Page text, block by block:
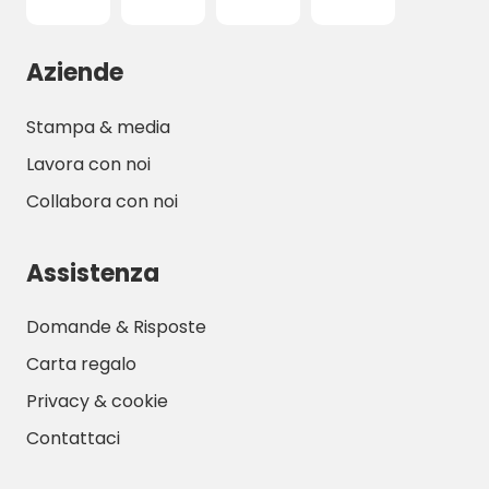
Aziende
Stampa & media
Lavora con noi
Collabora con noi
Assistenza
Domande & Risposte
Carta regalo
Privacy & cookie
Contattaci